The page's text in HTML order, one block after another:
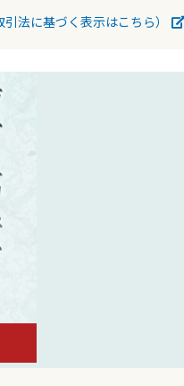
引法に基づく表示はこちら）